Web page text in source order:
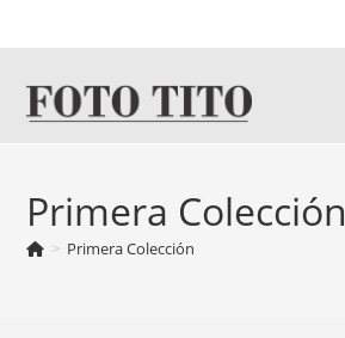
Primera Colección
> Primera Colección